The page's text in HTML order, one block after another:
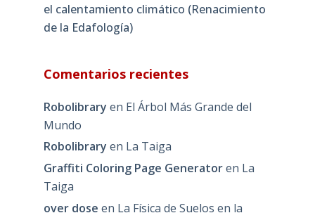
el calentamiento climático (Renacimiento
de la Edafología)
Comentarios recientes
Robolibrary en El Árbol Más Grande del
Mundo
Robolibrary en La Taiga
Graffiti Coloring Page Generatoren La
Taiga
over dose en La Física de Suelos en la